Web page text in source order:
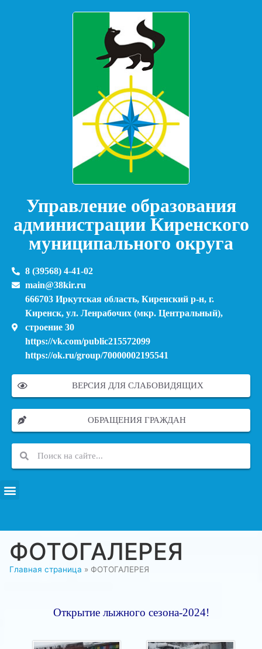
Управление образования
администрации Киренского
муниципального округа
8 (39568) 4-41-02
main@38kir.ru
666703 Иркутская область, Киренский р-н, г.
Киренск, ул. Ленрабочих (мкр. Центральный),
строение 30
https://vk.com/public215572099
https://ok.ru/group/70000002195541
ВЕРСИЯ ДЛЯ СЛАБОВИДЯЩИХ
ОБРАЩЕНИЯ ГРАЖДАН
ФОТОГАЛЕРЕЯ
Главная страница » ФОТОГАЛЕРЕЯ
Открытие лыжного сезона-2024!